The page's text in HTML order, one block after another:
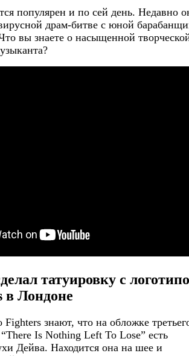
популярен и по сей день. Недавно
драм-битве с юной
вы знаете о насыщенной
татуировку с
в Лондоне
знают, что на обложке
Is Nothing Left To Lose” есть
Дейва. Находится она на шее и